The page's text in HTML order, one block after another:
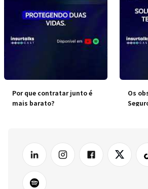
Por que contratar junto é
mais barato?
Os